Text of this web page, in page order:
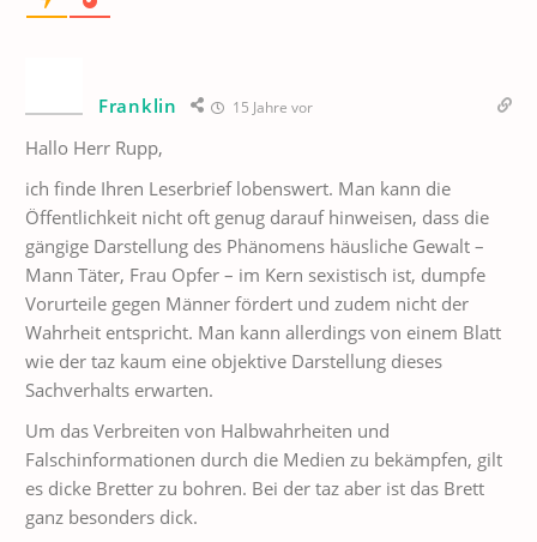
Franklin 15 Jahre vor
Hallo Herr Rupp,
ich finde Ihren Leserbrief lobenswert. Man kann die
Öffentlichkeit nicht oft genug darauf hinweisen, dass die
gängige Darstellung des Phänomens häusliche Gewalt –
Mann Täter, Frau Opfer – im Kern sexistisch ist, dumpfe
Vorurteile gegen Männer fördert und zudem nicht der
Wahrheit entspricht. Man kann allerdings von einem Blatt
wie der taz kaum eine objektive Darstellung dieses
Sachverhalts erwarten.
Um das Verbreiten von Halbwahrheiten und
Falschinformationen durch die Medien zu bekämpfen, gilt
es dicke Bretter zu bohren. Bei der taz aber ist das Brett
ganz besonders dick.